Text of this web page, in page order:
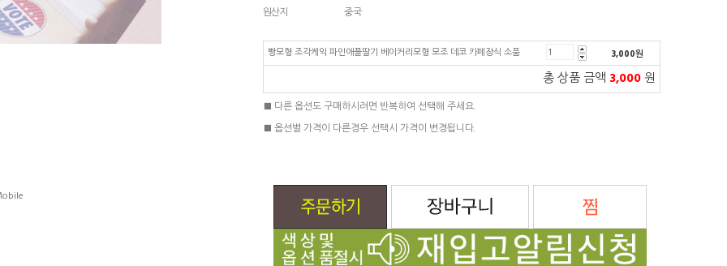
원산지
중국
빵모형 조각케익 파인애플딸기 베이커리모형 모조 데코 카페장식 소품 3,000원
총 상품 금액 3,000원
■ 다른 옵션도 구매하시려면 반복하여 선택해 주세요.
■ 옵션별 가격이 다른경우 선택시 가격이 변경됩니다.